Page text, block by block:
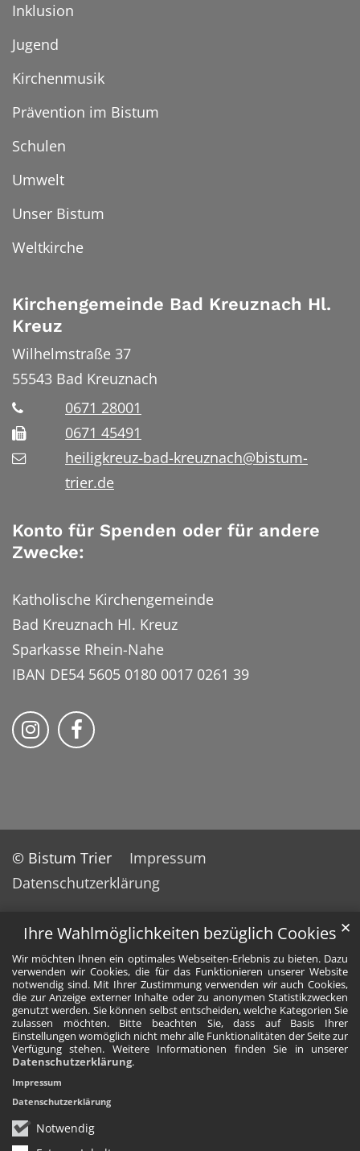
Ihre Wahlmöglichkeiten bezüglich Cookies
Wir möchten Ihnen ein optimales Webseiten-Erlebnis zu bieten. Dazu
verwenden wir Cookies, die für das Funktionieren unserer Website
notwendig sind. Mit Ihrer Zustimmung verwenden wir auch Cookies,
die zur Anzeige externer Inhalte oder zu anonymen Statistikzwecken
genutzt werden. Sie können selbst entscheiden, welche Kategorien Sie
zulassen möchten. Bitte beachten Sie, dass auf Basis Ihrer
Einstellungen womöglich nicht mehr alle Funktionalitäten der Seite zur
Verfügung stehen. Weitere Informationen finden Sie in unserer
Datenschutzerklärung.
Notwendig
✕
Impressum
Datenschutzerklärung
Inklusion
Jugend
Kirchenmusik
Prävention im Bistum
Schulen
Umwelt
Unser Bistum
Weltkirche
Kirchengemeinde Bad Kreuznach Hl.
Kreuz
Wilhelmstraße 37
55543 Bad Kreuznach
0671 28001
0671 45491
heiligkreuz-bad-kreuznach@bistum-
trier.de
Konto für Spenden oder für andere
Zwecke:
Katholische Kirchengemeinde
Bad Kreuznach Hl. Kreuz
Sparkasse Rhein-Nahe
IBAN DE54 5605 0180 0017 0261 39
Bistum Trier auf Instragram
Bistum Trier auf Facebook
© Bistum Trier
Impressum
Datenschutzerklärung